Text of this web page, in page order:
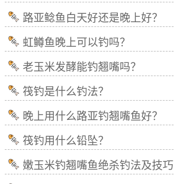
路亚鲶鱼白天好还是晚上好？
虹鳟鱼晚上可以钓吗？
老玉米发酵能钓翘嘴吗？
筏钓是什么钓法？
晚上用什么路亚钓翘嘴鱼好？
筏钓用什么铅坠？
嫩玉米钓翘嘴鱼绝杀钓法及技巧